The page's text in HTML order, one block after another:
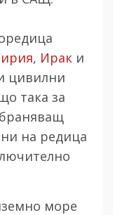
, Ирак и
цивилни
така за
на редица
море